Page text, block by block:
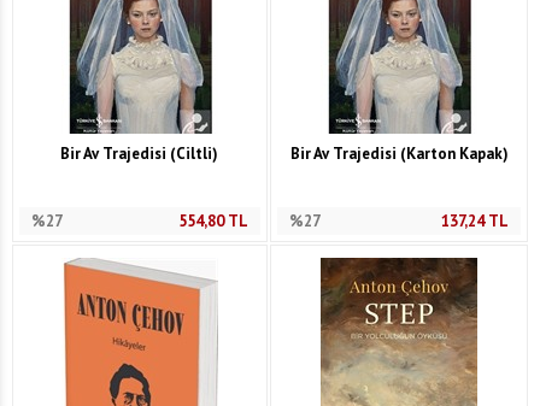
Bir Av Trajedisi (Ciltli)
%27 554,80TL
Bir Av Trajedisi (Karton Kapak)
%27 137,24TL